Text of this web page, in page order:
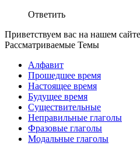
Ответить
Приветствуем вас на нашем сайте
Рассматриваемые Темы
Алфавит
Прошедшее время
Настоящее время
Будущее время
Существительные
Неправильные глаголы
Фразовые глаголы
Модальные глаголы